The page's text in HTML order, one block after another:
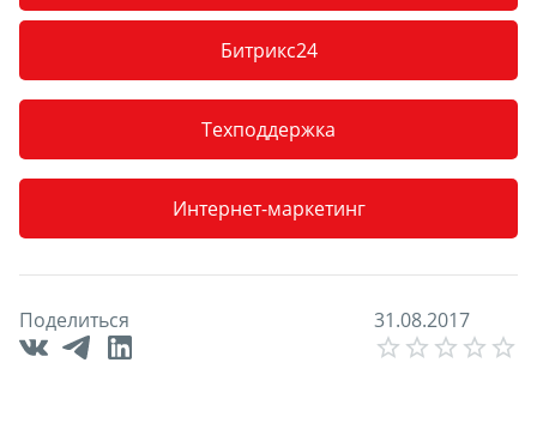
Битрикс24
Техподдержка
Интернет-маркетинг
Поделиться 31.08.2017